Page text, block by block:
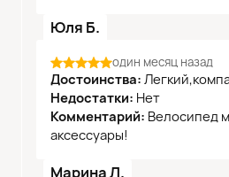
Юля Б.
один месяц назад
Достоинства:
Недостатки: Нет
Комментарий: Велосипед
аксессуары!
Марина Л.